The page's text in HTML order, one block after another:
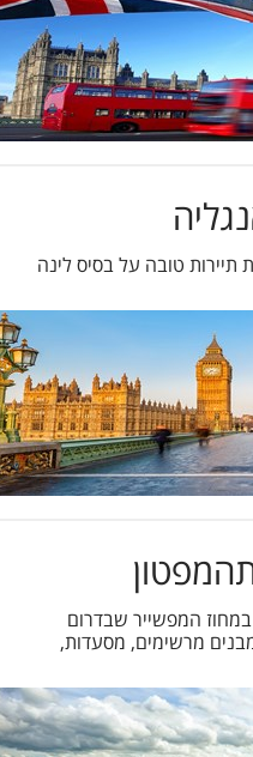
תיירות טובה על בסיס לינה
המפשייר שבדרום
מרשימים, מסעדות,